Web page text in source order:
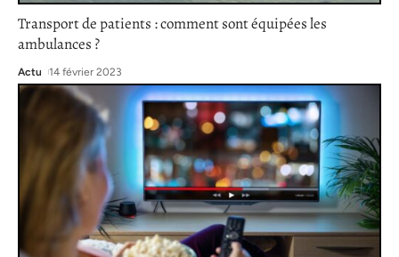
Transport de patients : comment sont équipées les
ambulances ?
Actu 14 février 2023